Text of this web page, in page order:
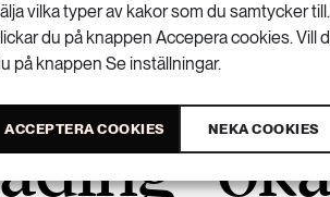
vilka typer av kakor som du samtycker
du på knappen Accepera cookies. Vill
på knappen Se inställningar.
ACCEPTERA COOKIES NEKA COOKIES